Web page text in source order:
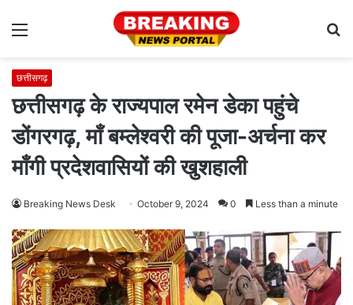
Menu
छत्तीसगढ़
छत्तीसगढ़ के राज्यपाल रमेन डेका पहुंचे
डोंगरगढ़, माँ बम्लेश्वरी की पूजा-अर्चना कर
माँगी प्रदेशवासियों की खुशहाली
Breaking News Desk October 9, 2024 0 Less than a minute